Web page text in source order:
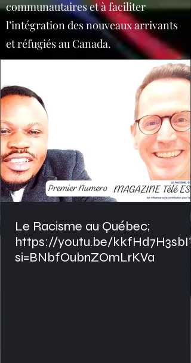
communautaires et à faciliter
l’intégration des nouveaux arrivants
et réfugiés au Canada.
Le Racisme au Québec;
https://youtu.be/kkfHd7H3sbI?
si=BNbfOubnZOmLrKVa